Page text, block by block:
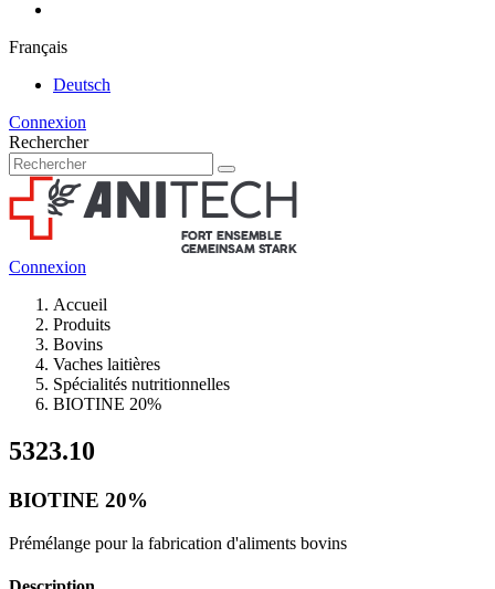
Français
Deutsch
Connexion
Rechercher
Connexion
Accueil
Produits
Bovins
Vaches laitières
Spécialités nutritionnelles
BIOTINE 20%
5323.10
BIOTINE 20%
Prémélange pour la fabrication d'aliments bovins